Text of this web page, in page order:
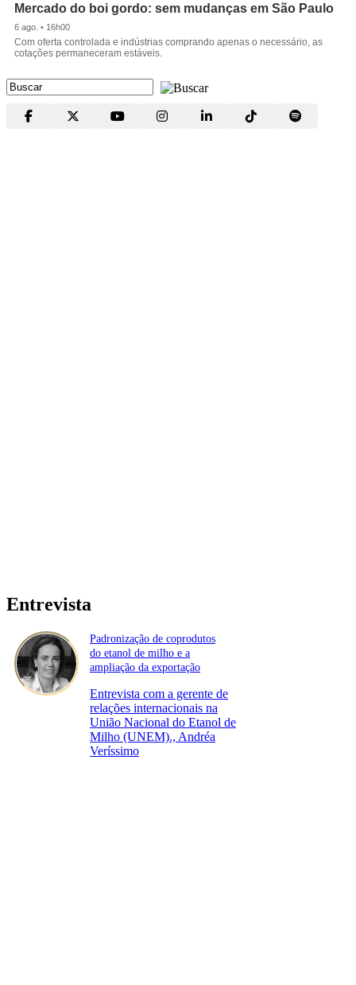
Mercado do boi gordo: sem mudanças em São Paulo
6 ago. • 16h00
Com oferta controlada e indústrias comprando apenas o necessário, as
cotações permaneceram estáveis.
Entrevista
Padronização de coprodutos
do etanol de milho e a
ampliação da exportação
Entrevista com a gerente de
relações internacionais na
União Nacional do Etanol de
Milho (UNEM)., Andréa
Veríssimo